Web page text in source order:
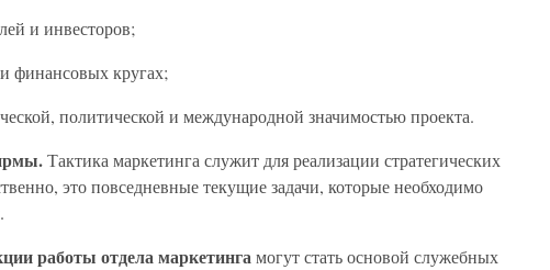
и инвесторов;
финансовых кругах;
политической и международной значимостью проекта.
Тактика маркетинга служит для реализации стратегических
это повседневные текущие задачи, которые необходимо
работы отдела маркетингамогут стать основой служебных